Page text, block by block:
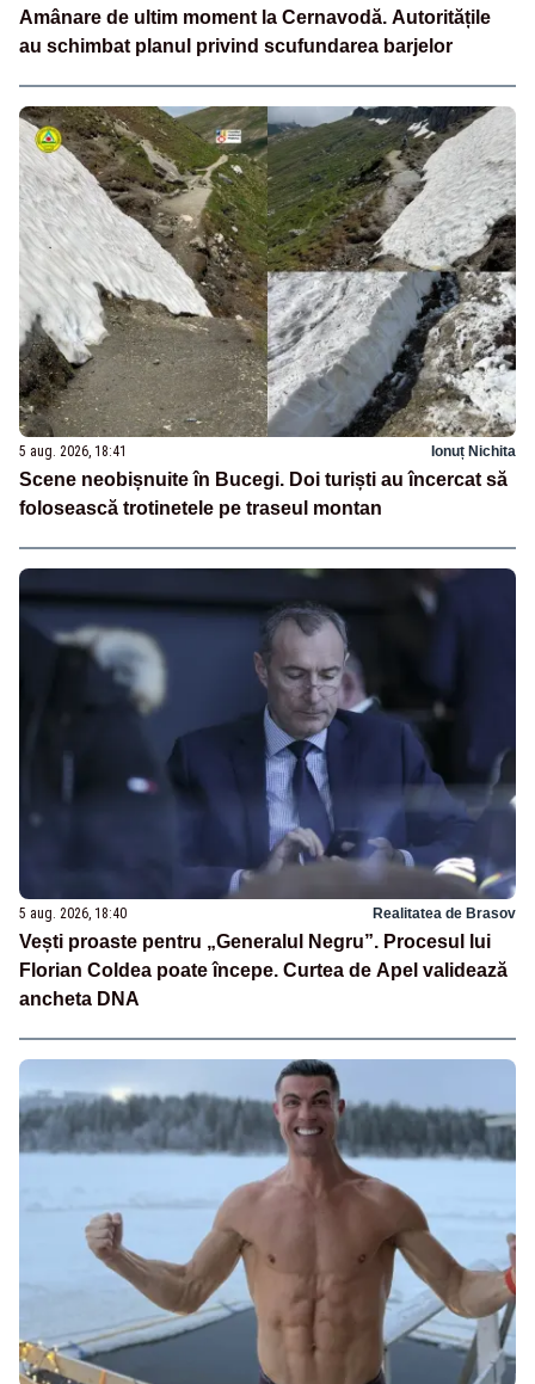
Amânare de ultim moment la Cernavodă. Autoritățile
au schimbat planul privind scufundarea barjelor
5 aug. 2026, 18:41 Ionuț Nichita
Scene neobișnuite în Bucegi. Doi turiști au încercat să
folosească trotinetele pe traseul montan
5 aug. 2026, 18:40 Realitatea de Brasov
Vești proaste pentru „Generalul Negru”. Procesul lui
Florian Coldea poate începe. Curtea de Apel validează
ancheta DNA